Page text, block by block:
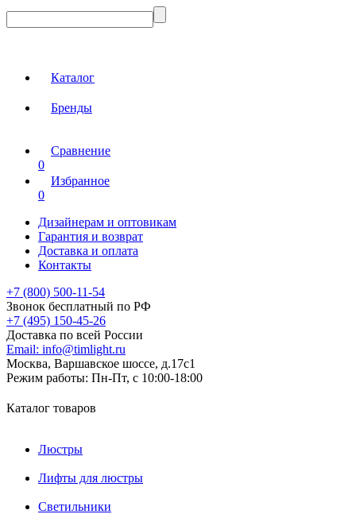
Каталог
Бренды
Сравнение
0
Избранное
0
Дизайнерам и оптовикам
Гарантия и возврат
Доставка и оплата
Контакты
+7 (800) 500-11-54
Звонок бесплатный по РФ
+7 (495) 150-45-26
Доставка по всей России
Email: info@timlight.ru
Москва, Варшавское шоссе, д.17c1
Режим работы: Пн-Пт, с 10:00-18:00
Каталог товаров
Люстры
Лифты для люстры
Светильники